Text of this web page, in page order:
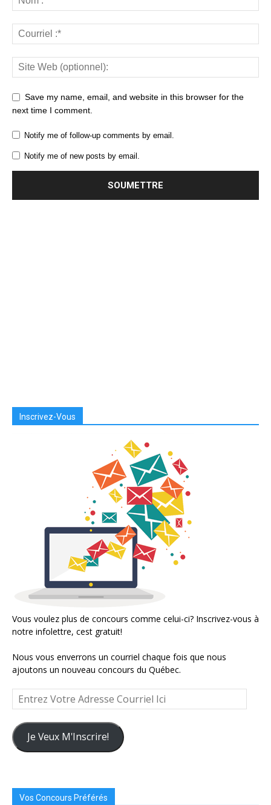
Save my name, email, and website in this browser for the
next time I comment.
Notify me of follow-up comments by email.
Notify me of new posts by email.
Inscrivez-Vous
Vous voulez plus de concours comme celui-ci? Inscrivez-vous à
notre infolettre, cest gratuit!
Nous vous enverrons un courriel chaque fois que nous
ajoutons un nouveau concours du Québec.
Entrez
Votre
Adresse
Courriel
Ici
Je Veux M'Inscrire!
Vos Concours Préférés